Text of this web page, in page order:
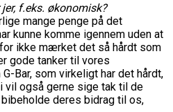
f.eks. økonomisk?
mange penge på det
kunne komme igennem uden at
ikke mærket det så hårdt som
gode tanker til vores
Bar, som virkeligt har det hårdt,
vil også gerne sige tak til de
deres bidrag til os,